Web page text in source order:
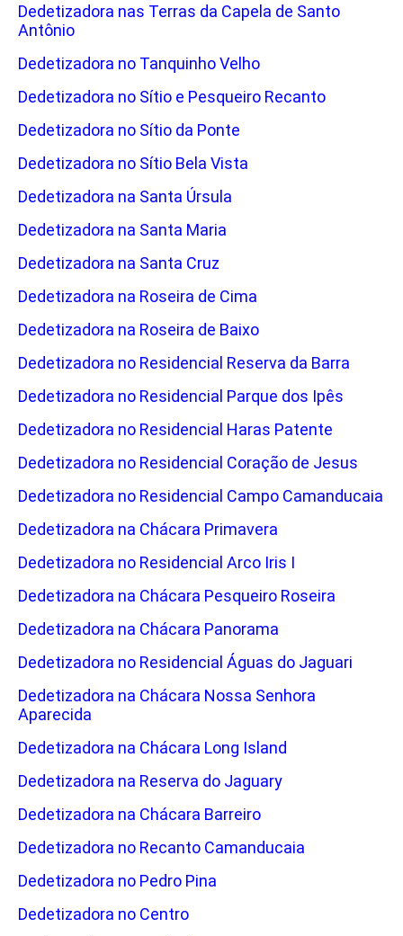
Dedetizadora nas Terras da Capela de Santo
Antônio
Dedetizadora no Tanquinho Velho
Dedetizadora no Sítio e Pesqueiro Recanto
Dedetizadora no Sítio da Ponte
Dedetizadora no Sítio Bela Vista
Dedetizadora na Santa Úrsula
Dedetizadora na Santa Maria
Dedetizadora na Santa Cruz
Dedetizadora na Roseira de Cima
Dedetizadora na Roseira de Baixo
Dedetizadora no Residencial Reserva da Barra
Dedetizadora no Residencial Parque dos Ipês
Dedetizadora no Residencial Haras Patente
Dedetizadora no Residencial Coração de Jesus
Dedetizadora no Residencial Campo Camanducaia
Dedetizadora na Chácara Primavera
Dedetizadora no Residencial Arco Iris I
Dedetizadora na Chácara Pesqueiro Roseira
Dedetizadora na Chácara Panorama
Dedetizadora no Residencial Águas do Jaguari
Dedetizadora na Chácara Nossa Senhora
Aparecida
Dedetizadora na Chácara Long Island
Dedetizadora na Reserva do Jaguary
Dedetizadora na Chácara Barreiro
Dedetizadora no Recanto Camanducaia
Dedetizadora no Pedro Pina
Dedetizadora no Centro